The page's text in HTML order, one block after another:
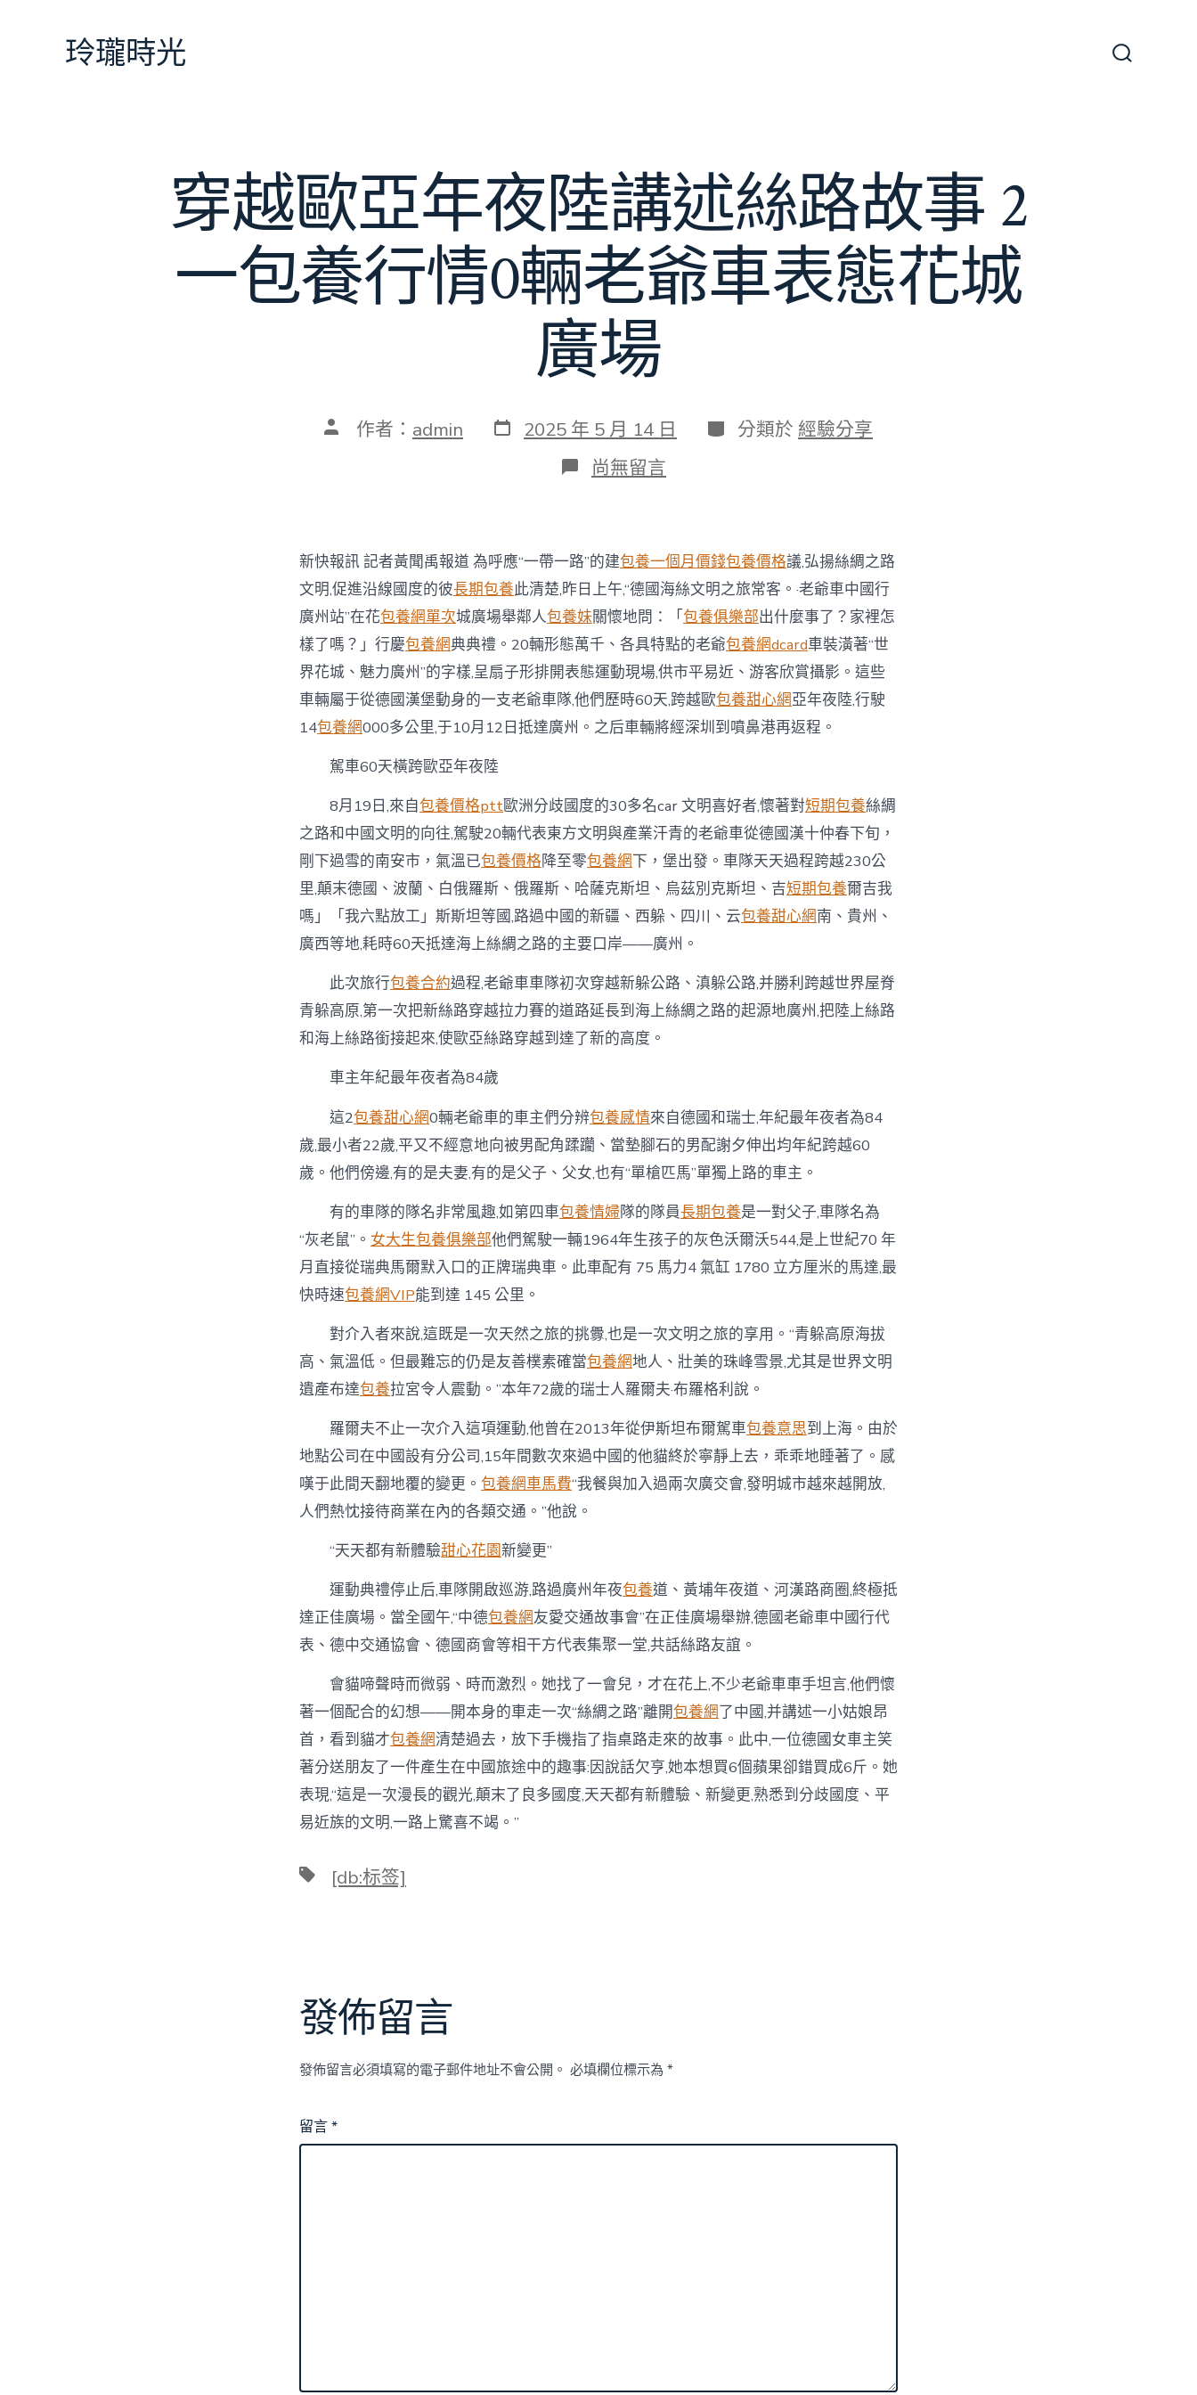
玲瓏時光
穿越歐亞年夜陸講述絲路故事 2
一包養行情0輛老爺車表態花城
廣場
文 作者： admin 發
表
2025 年 5 月 14 日 分
類
分類於 經驗分享
在
〈穿
年
夜
陸
講
述
絲
路
故
事
2
一
情
0
輛
老
爺
車
表
態
花
廣
場〉
中
尚無留言
新快報訊 記者黃聞禹報道 為呼應“一帶一路”的建包養一個月價錢包養價格議,弘揚絲綢之路
文明,促進沿線國度的彼長期包養此清楚,昨日上午,“德國海絲文明之旅常客。·老爺車中國行
廣州站”在花包養網單次城廣場舉鄰人包養妹關懷地問：「包養俱樂部出什麼事了？家裡怎
樣了嗎？」行慶包養網典典禮。20輛形態萬千、各具特點的老爺包養網dcard車裝潢著“世
界花城、魅力廣州”的字樣,呈扇子形排開表態運動現場,供市平易近、游客欣賞攝影。這些
車輛屬于從德國漢堡動身的一支老爺車隊,他們歷時60天,跨越歐包養甜心網亞年夜陸,行駛
14包養網000多公里,于10月12日抵達廣州。之后車輛將經深圳到噴鼻港再返程。
駕車60天橫跨歐亞年夜陸
8月19日,來自包養價格ptt歐洲分歧國度的30多名car 文明喜好者,懷著對短期包養絲綢
之路和中國文明的向往,駕駛20輛代表東方文明與產業汗青的老爺車從德國漢十仲春下旬，
剛下過雪的南安市，氣溫已包養價格降至零包養網下，堡出發。車隊天天過程跨越230公
里,顛末德國、波蘭、白俄羅斯、俄羅斯、哈薩克斯坦、烏茲別克斯坦、吉短期包養爾吉我
嗎」「我六點放工」斯斯坦等國,路過中國的新疆、西躲、四川、云包養甜心網南、貴州、
廣西等地,耗時60天抵達海上絲綢之路的主要口岸——廣州。
此次旅行包養合約過程,老爺車車隊初次穿越新躲公路、滇躲公路,并勝利跨越世界屋脊
青躲高原,第一次把新絲路穿越拉力賽的道路延長到海上絲綢之路的起源地廣州,把陸上絲路
和海上絲路銜接起來,使歐亞絲路穿越到達了新的高度。
車主年紀最年夜者為84歲
這2包養甜心網0輛老爺車的車主們分辨包養感情來自德國和瑞士,年紀最年夜者為84
歲,最小者22歲,平又不經意地向被男配角蹂躪、當墊腳石的男配謝夕伸出均年紀跨越60
歲。他們傍邊,有的是夫妻,有的是父子、父女,也有“單槍匹馬”單獨上路的車主。
有的車隊的隊名非常風趣,如第四車包養情婦隊的隊員長期包養是一對父子,車隊名為
“灰老鼠”。 女大生包養俱樂部他們駕駛一輛1964年生孩子的灰色沃爾沃544,是上世紀70 年
月直接從瑞典馬爾默入口的正牌瑞典車。此車配有 75 馬力4 氣缸 1780 立方厘米的馬達,最
快時速包養網VIP能到達 145 公里。
對介入者來說,這既是一次天然之旅的挑釁,也是一次文明之旅的享用。“青躲高原海拔
高、氣溫低。但最難忘的仍是友善樸素確當包養網地人、壯美的珠峰雪景,尤其是世界文明
遺產布達包養拉宮令人震動。”本年72歲的瑞士人羅爾夫·布羅格利說。
羅爾夫不止一次介入這項運動,他曾在2013年從伊斯坦布爾駕車包養意思到上海。由於
地點公司在中國設有分公司,15年間數次來過中國的他貓終於寧靜上去，乖乖地睡著了。感
嘆于此間天翻地覆的變更。 包養網車馬費“我餐與加入過兩次廣交會,發明城市越來越開放,
人們熱忱接待商業在內的各類交通。”他說。
“天天都有新體驗甜心花園新變更”
運動典禮停止后,車隊開啟巡游,路過廣州年夜包養道、黃埔年夜道、河漢路商圈,終極抵
達正佳廣場。當全國午,“中德包養網友愛交通故事會”在正佳廣場舉辦,德國老爺車中國行代
表、德中交通協會、德國商會等相干方代表集聚一堂,共話絲路友誼。
會貓啼聲時而微弱、時而激烈。她找了一會兒，才在花上,不少老爺車車手坦言,他們懷
著一個配合的幻想——開本身的車走一次“絲綢之路”離開包養網了中國,并講述一小姑娘昂
首，看到貓才包養網清楚過去，放下手機指了指桌路走來的故事。此中,一位德國女車主笑
著分送朋友了一件產生在中國旅途中的趣事:因說話欠亨,她本想買6個蘋果卻錯買成6斤。她
表現,“這是一次漫長的觀光,顛末了良多國度,天天都有新體驗、新變更,熟悉到分歧國度、平
易近族的文明,一路上驚喜不竭。”
標 [db:标签]
發佈留言
發佈留言必須填寫的電子郵件地址不會公開。 必填欄位標示為 *
留言*